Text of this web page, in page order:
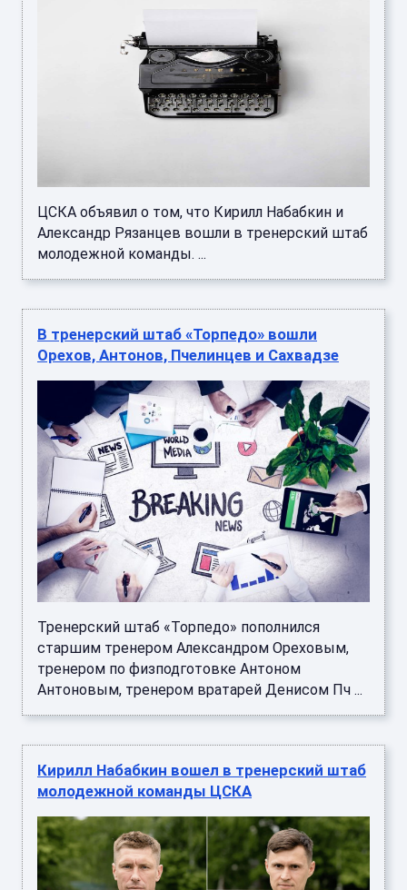
ЦСКА объявил о том, что Кирилл Набабкин и
Александр Рязанцев вошли в тренерский штаб
молодежной команды. ...
В тренерский штаб «Торпедо» вошли
Орехов, Антонов, Пчелинцев и Сахвадзе
Тренерский штаб «Торпедо» пополнился
старшим тренером Александром Ореховым,
тренером по физподготовке Антоном
Антоновым, тренером вратарей Денисом Пч ...
Кирилл Набабкин вошел в тренерский штаб
молодежной команды ЦСКА